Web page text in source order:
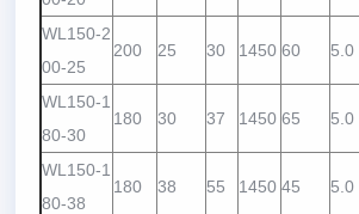
WL150-2
00-25
200 25 30 1450 60 5.0
WL150-1
80-30
180 30 37 1450 65 5.0
WL150-1
80-38
180 38 55 1450 45 5.0